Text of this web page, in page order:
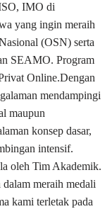
IMO di
yang ingin meraih
(OSN) serta
SEAMO. Program
Online.Dengan
mendampingi
maupun
konsep dasar,
intensif.
oleh Tim Akademik.
meraih medali
kami terletak pada